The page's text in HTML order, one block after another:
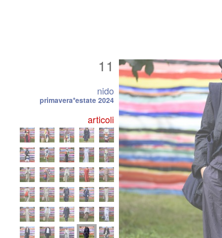
11
nido
primavera*estate 2024
articoli